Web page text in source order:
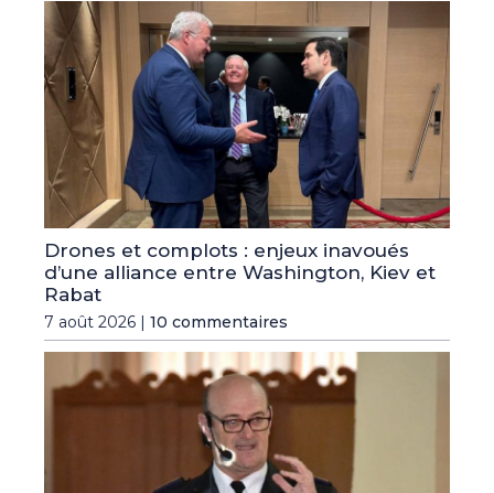
Drones et complots : enjeux inavoués
d’une alliance entre Washington, Kiev et
Rabat
7 août 2026 | 10 commentaires